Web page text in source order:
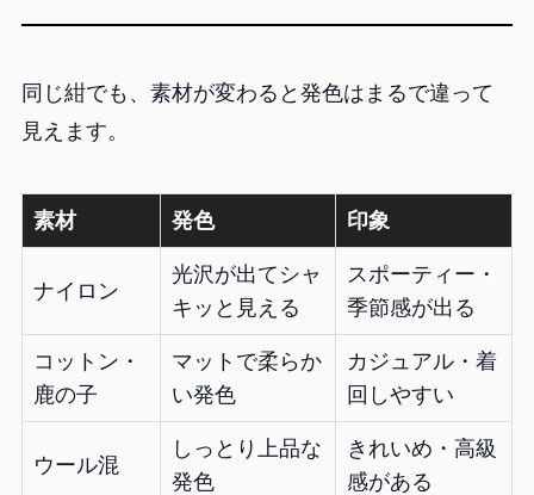
同じ紺でも、素材が変わると発色はまるで違って
見えます。
素材 発色 印象
ナイロン
光沢が出てシャ
キッと見える
スポーティー・
季節感が出る
コットン・
鹿の子
マットで柔らか
い発色
カジュアル・着
回しやすい
ウール混
しっとり上品な
発色
きれいめ・高級
感がある